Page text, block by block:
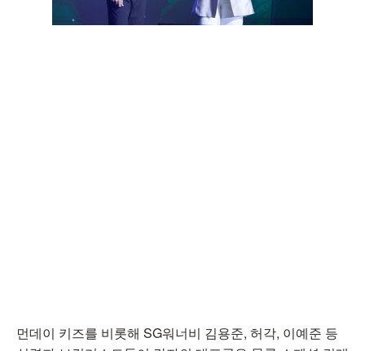
먼데이 키즈를 비롯해 SG워너비 김용준, 허각, 이예준 등